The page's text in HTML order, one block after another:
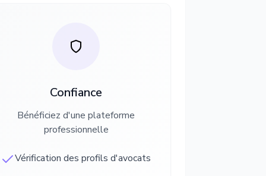
Confiance
Bénéficiez d'une plateforme
professionnelle
Vérification des profils d'avocats